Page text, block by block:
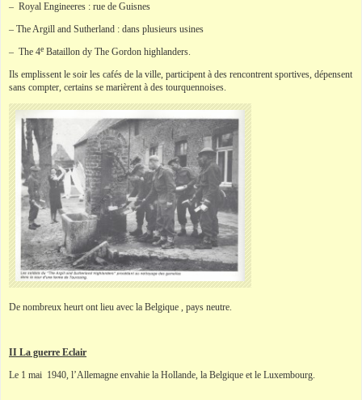
– Royal Engineeres : rue de Guisnes
– The Argill and Sutherland : dans plusieurs usines
– The 4e Bataillon dy The Gordon highlanders.
Ils emplissent le soir les cafés de la ville, participent à des rencontrent sportives, dépensent
sans compter, certains se marièrent à des tourquennoises.
De nombreux heurt ont lieu avec la Belgique , pays neutre.
II La guerre Eclair
Le 1 mai 1940, l’Allemagne envahie la Hollande, la Belgique et le Luxembourg.